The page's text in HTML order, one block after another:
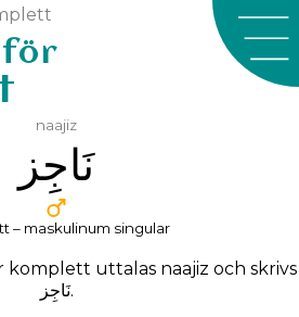
för
naajiz
ﻧَﺎﺟِﺰ
– maskulinum singular
komplett uttalas naajiz och skrivs
ﻧَﺎﺟِﺰ.